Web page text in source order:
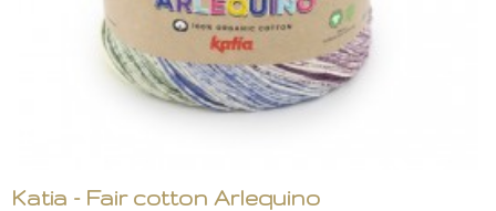
Katia - Fair cotton Arlequino